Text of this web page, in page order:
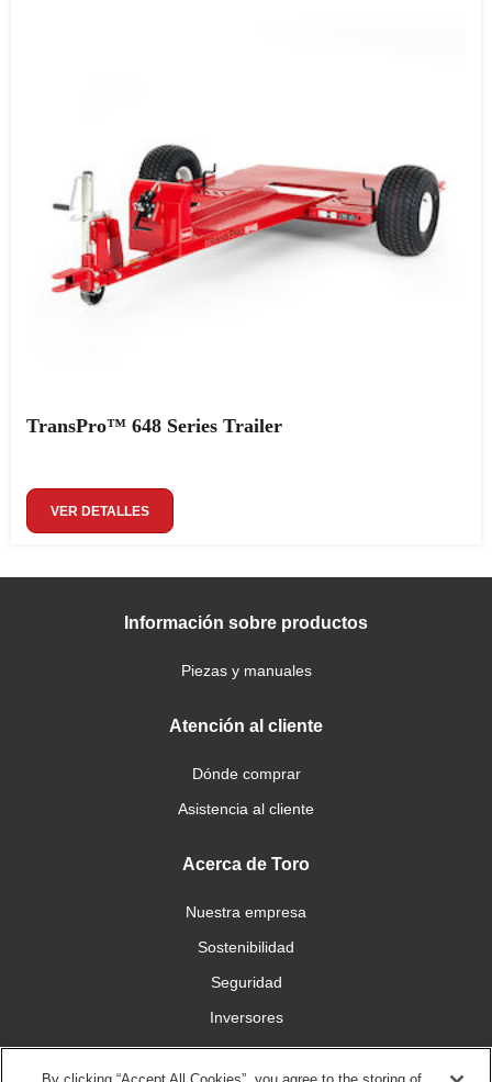
TransPro™ 648 Series Trailer
VER DETALLES
Información sobre productos
Piezas y manuales
Atención al cliente
Dónde comprar
Asistencia al cliente
Acerca de Toro
Nuestra empresa
Sostenibilidad
Seguridad
Inversores
Trabajo